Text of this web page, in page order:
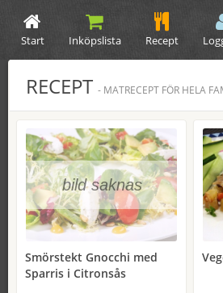
Start Inköpslista Recept
RECEPT - MATRECEPT FÖR HELA
bild saknas
Smörstekt Gnocchi med
Sparris i Citronsås